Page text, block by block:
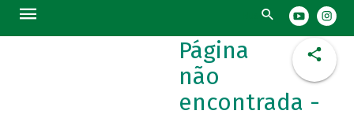
Busca
Página
não
encontrada -